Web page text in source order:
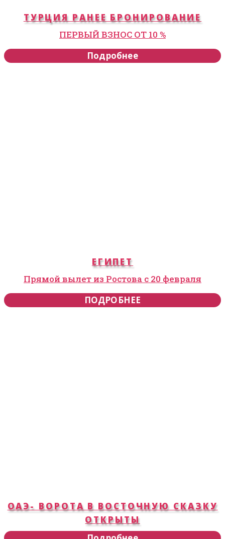
ТУРЦИЯ РАНЕЕ БРОНИРОВАНИЕ
ПЕРВЫЙ ВЗНОС ОТ 10 %
Подробнее
ЕГИПЕТ
Прямой вылет из Ростова с 20 февраля
ПОДРОБНЕЕ
ОАЭ- ВОРОТА В ВОСТОЧНУЮ СКАЗКУ
ОТКРЫТЫ